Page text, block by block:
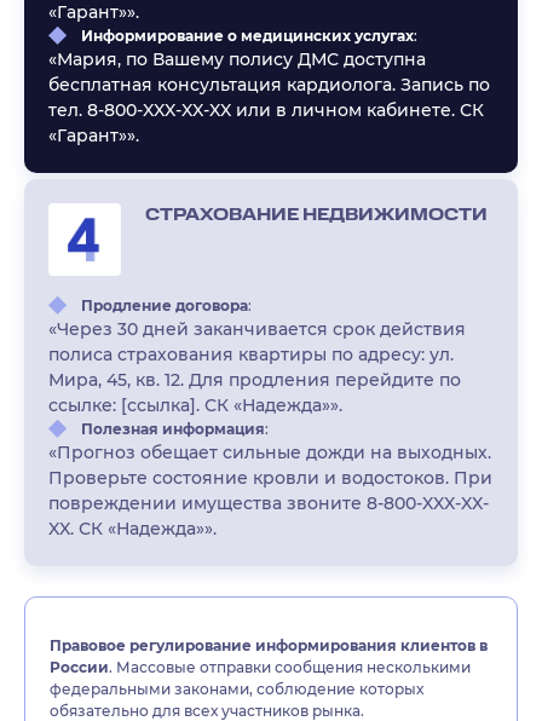
«Гарант»».
Информирование о медицинских услугах:
«Мария, по Вашему полису ДМС доступна
бесплатная консультация кардиолога. Запись по
тел. 8-800-XXX-XX-XX или в личном кабинете. СК
«Гарант»».
СТРАХОВАНИЕ НЕДВИЖИМОСТИ
Продление договора:
«Через 30 дней заканчивается срок действия
полиса страхования квартиры по адресу: ул.
Мира, 45, кв. 12. Для продления перейдите по
ссылке: [ссылка]. СК «Надежда»».
Полезная информация:
«Прогноз обещает сильные дожди на выходных.
Проверьте состояние кровли и водостоков. При
повреждении имущества звоните 8-800-XXX-XX-
XX. СК «Надежда»».
Правовое регулирование информирования клиентов в
России. Массовые отправки сообщения несколькими
федеральными законами, соблюдение которых
обязательно для всех участников рынка.